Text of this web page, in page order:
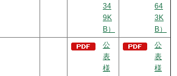
34
9K
B）
64
3K
B）
公
表
様
公
表
様